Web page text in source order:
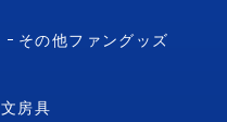
その他ファングッズ
文房具